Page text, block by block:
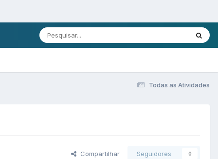
Todas as Atividades
Compartilhar Seguidores 0